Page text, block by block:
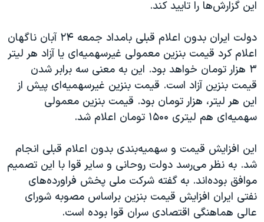
اعتراضات مردمی آبان ۹۸
اسرائیل در جنگ
نرگس محمدی برنده جایزه نوبل صلح
همایش محافظه‌کاران آمریکا «سی‌پک»
صفحه‌های ویژه
سفر پرزیدنت ترامپ به چین
این گزارش‌ها را تایید کند.
دولت ایران بدون اعلام قبلی بامداد جمعه ۲۴ آبان ناگهان
اعلام کرد قیمت بنزین معمولی غیرسهمیه‌ای یا آزاد هر لیتر
۳ هزار تومان خواهد بود. این به معنی سه برابر شدن
قیمت بنزین آزاد است. قیمت بنزین غیرسهمیه‌ای پیش از
این هر لیتر، هزار تومان بود. قیمت بنزین معمولی
سهمیه‌ای هم لیتری ۱۵۰۰ تومان اعلام شد.
این افزایش قیمت و سهمیه‌بندی بدون اعلام قبلی انجام
شد. به نظر می‌رسد دولت روحانی و سایر قوا با این تصمیم
موافق بوده‌اند. به گفته شرکت ملی پخش فراورده‌های
نفتی ایران افزایش قیمت بنزین براساس مصوبه شورای
عالی هماهنگی اقتصادی سران قوا بوده است.